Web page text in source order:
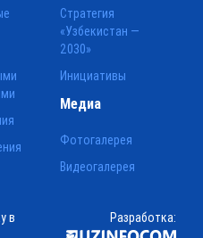
Стратегия
«Узбекистан —
2030»
Инициативы
Медиа
Фотогалерея
Видеогалерея
в
Разработка: